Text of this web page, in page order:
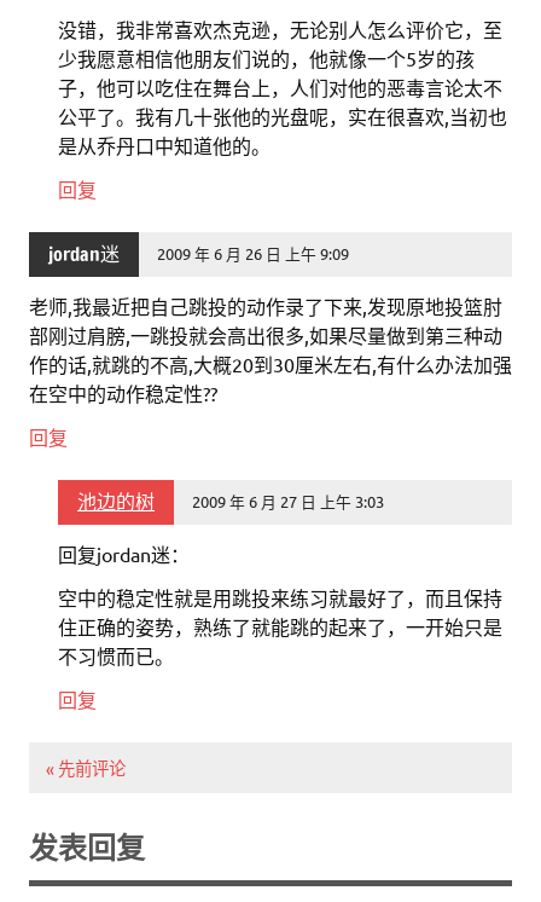
没错，我非常喜欢杰克逊，无论别人怎么评价它，至
少我愿意相信他朋友们说的，他就像一个5岁的孩
子，他可以吃住在舞台上，人们对他的恶毒言论太不
公平了。我有几十张他的光盘呢，实在很喜欢,当初也
是从乔丹口中知道他的。
回复
jordan迷 2009 年 6 月 26 日 上午 9:09
老师,我最近把自己跳投的动作录了下来,发现原地投篮肘
部刚过肩膀,一跳投就会高出很多,如果尽量做到第三种动
作的话,就跳的不高,大概20到30厘米左右,有什么办法加强
在空中的动作稳定性??
回复
池边的树 2009 年 6 月 27 日 上午 3:03
回复jordan迷：
空中的稳定性就是用跳投来练习就最好了，而且保持
住正确的姿势，熟练了就能跳的起来了，一开始只是
不习惯而已。
回复
« 先前评论
发表回复